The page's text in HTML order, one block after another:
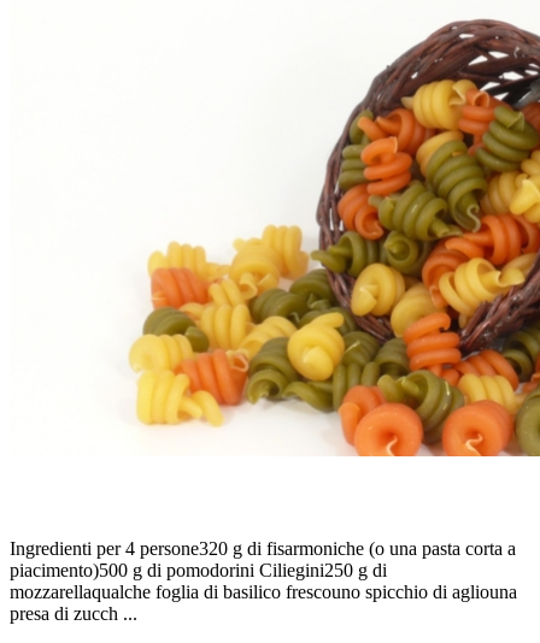
Ingredienti per 4 persone320 g di fisarmoniche (o una pasta corta a
piacimento)500 g di pomodorini Ciliegini250 g di
mozzarellaqualche foglia di basilico frescouno spicchio di agliouna
presa di zucch ...